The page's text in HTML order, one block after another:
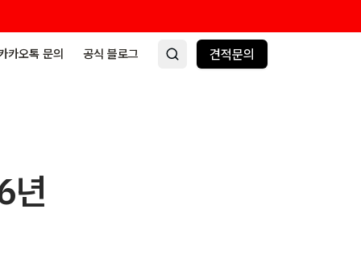
카오톡 문의 공식 블로그 견적문의
년